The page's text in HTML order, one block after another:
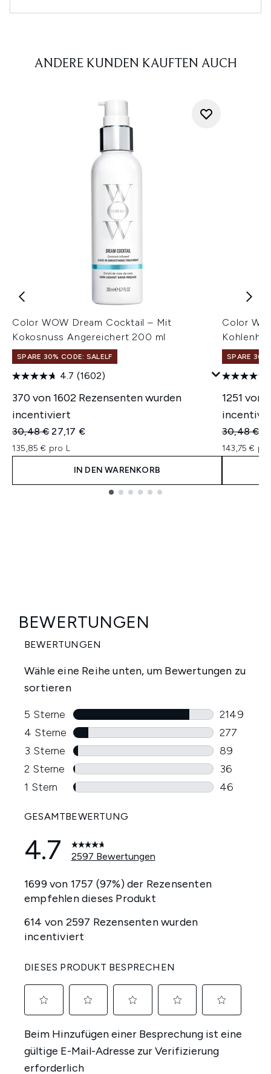
ANDERE KUNDEN KAUFTEN AUCH
Color WOW Dream Cocktail – Mit
Kokosnuss Angereichert 200 ml
SPARE 30% CODE: SALELF
4.7 (1602)
370 von 1602 Rezensenten wurden
incentiviert
Unverbindliche Preisempfehlung:
30,48 €Aktueller Preis:
27,17 €
135,85 € pro L
IN DEN WARENKORB
Color
SPARE 30%
1251 von
30,48 €
143,75 €